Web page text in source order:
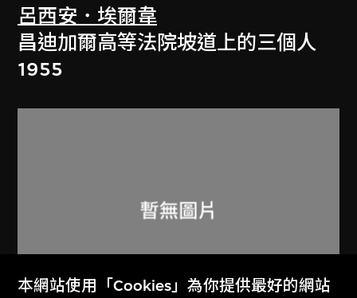
呂西安．埃爾韋
昌迪加爾高等法院坡道上的三個人
1955
本網站使用「Cookies」為你提供最好的網站